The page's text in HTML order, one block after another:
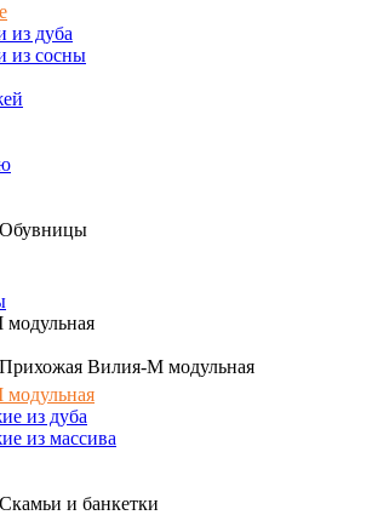
из дуба
из сосны
Вилия-М модульная
из дуба
из массива
и банкетки